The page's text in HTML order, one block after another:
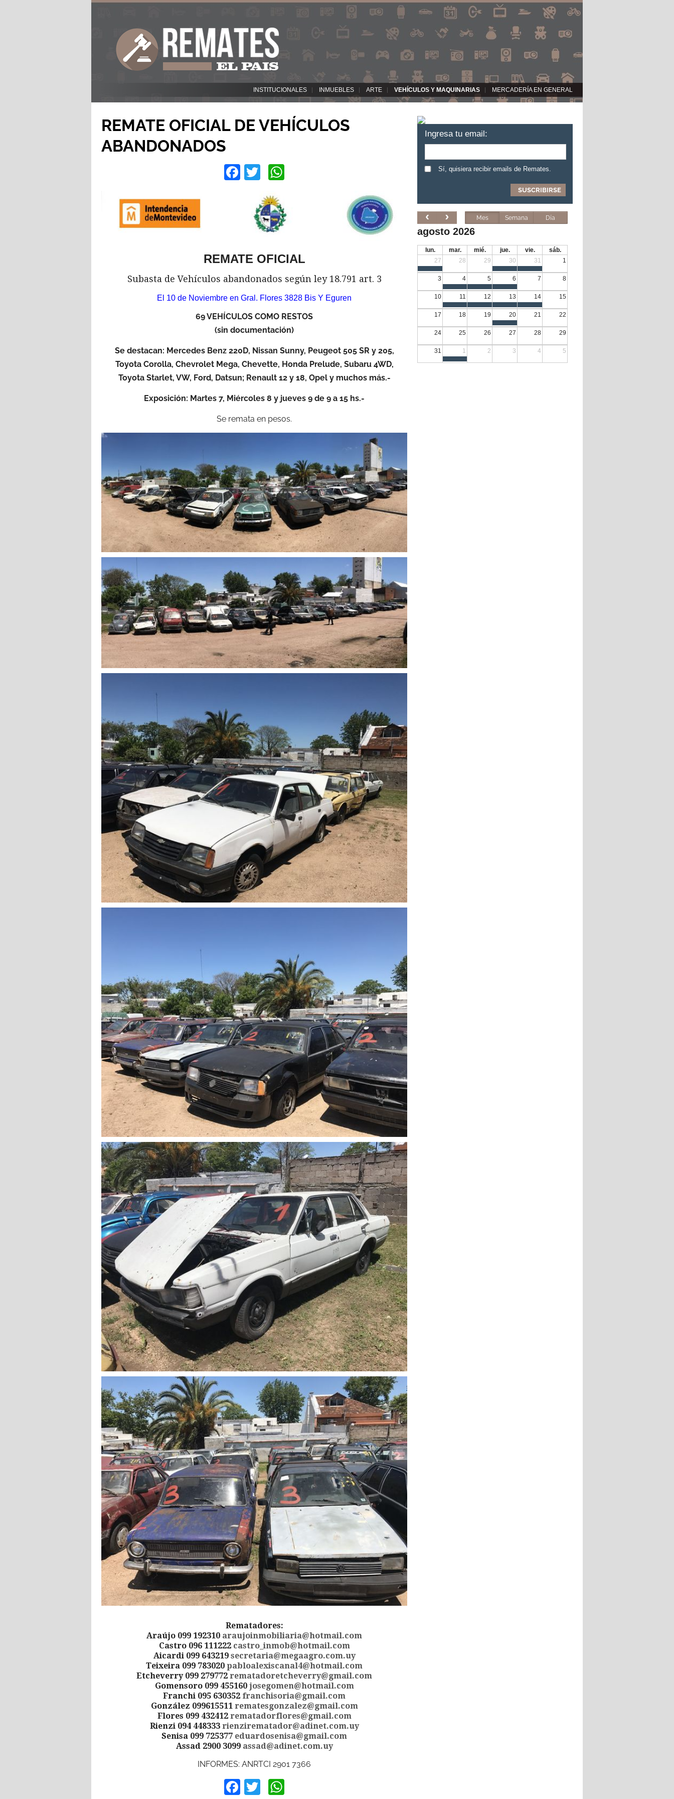
INSTITUCIONALES INMUEBLES ARTE VEHÍCULOS Y MAQUINARIAS MERCADERÍA EN GENERAL
REMATE OFICIAL DE VEHÍCULOS
ABANDONADOS
Facebook
Twitter
REMATE OFICIAL
Subasta de Vehículos abandonados según ley 18.791 art. 3
El 10 de Noviembre en Gral. Flores 3828 Bis Y Eguren
69 VEHÍCULOS COMO RESTOS
(sin documentación)
Se destacan: Mercedes Benz 220D, Nissan Sunny, Peugeot 505 SR y 205,
Toyota Corolla, Chevrolet Mega, Chevette, Honda Prelude, Subaru 4WD,
Toyota Starlet, VW, Ford, Datsun; Renault 12 y 18, Opel y muchos más.-
Exposición: Martes 7, Miércoles 8 y jueves 9 de 9 a 15 hs.-
Se remata en pesos.
Rematadores:
Araújo 099 192310 araujoinmobiliaria@hotmail.com
Castro 096 111222 castro_inmob@hotmail.com
Aicardi 099 643219 secretaria@megaagro.com.uy
Teixeira 099 783020 pabloalexiscanal4@hotmail.com
Etcheverry 099 279772 rematadoretcheverry@gmail.com
Gomensoro 099 455160 josegomen@hotmail.com
Franchi 095 630352 franchisoria@gmail.com
González 099615511 rematesgonzalez@gmail.com
Flores 099 432412 rematadorflores@gmail.com
Rienzi 094 448333 rienzirematador@adinet.com.uy
Senisa 099 725377 eduardosenisa@gmail.com
Assad 2900 3099 assad@adinet.com.uy
INFORMES: ANRTCI 2901 7366
Facebook
Twitter
Ingresa tu email:
Sí, quisiera recibir emails de Remates.
Mes Semana Día
agosto 2026
lun. mar. mié. jue. vie.
sáb.
27
28 29 30 31 1
3 4 5 6 7 8
10 11 12 13 14 15
17 18 19 20 21 22
24 25 26 27 28 29
31 1 2 3 4 5